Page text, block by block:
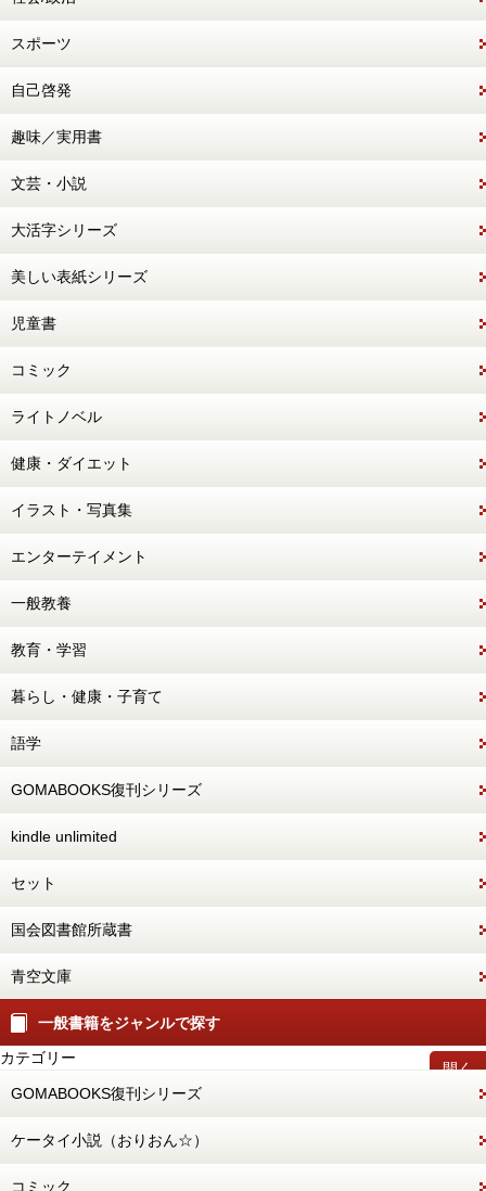
スポーツ
自己啓発
趣味／実用書
文芸・小説
大活字シリーズ
美しい表紙シリーズ
児童書
コミック
ライトノベル
健康・ダイエット
イラスト・写真集
エンターテイメント
一般教養
教育・学習
暮らし・健康・子育て
語学
GOMABOOKS復刊シリーズ
kindle unlimited
セット
国会図書館所蔵書
青空文庫
一般書籍をジャンルで探す
開く
カテゴリー
GOMABOOKS復刊シリーズ
ケータイ小説（おりおん☆）
コミック